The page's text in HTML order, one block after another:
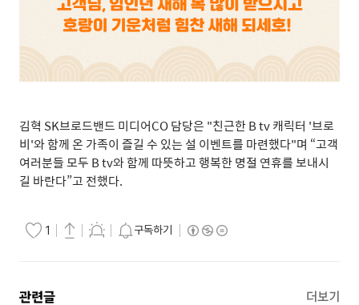
김혁 SK브로드밴드 미디어CO담당은 "친근한B tv캐릭터 '브로
비'와 함께 온 가족이 즐길 수 있는 설 이벤트를 마련했다"며 “고객
여러분들 모두 B tv와 함께 따뜻하고 행복한 명절 연휴를 보내시
길 바란다”고 전했다.
1 구독하기
관련글 더보기